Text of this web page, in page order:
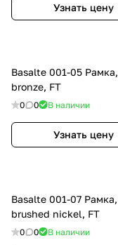
Узнать цену
Basalte 001-05 Рамка,
bronze, FT
0 0 В наличии
Узнать цену
Basalte 001-07 Рамка,
brushed nickel, FT
0 0 В наличии